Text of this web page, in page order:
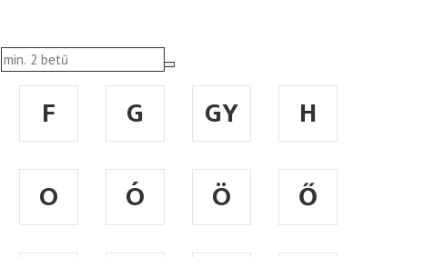
F G GY
H
O Ó Ö
Ő